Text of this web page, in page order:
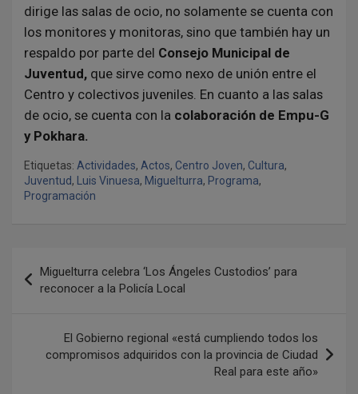
dirige las salas de ocio, no solamente se cuenta con
los monitores y monitoras, sino que también hay un
respaldo por parte del Consejo Municipal de
Juventud, que sirve como nexo de unión entre el
Centro y colectivos juveniles. En cuanto a las salas
de ocio, se cuenta con la colaboración de Empu-G
y Pokhara.
Etiquetas: Actividades, Actos, Centro Joven, Cultura,
Juventud, Luis Vinuesa, Miguelturra, Programa,
Programación
Miguelturra celebra ‘Los Ángeles Custodios’ para
reconocer a la Policía Local
El Gobierno regional «está cumpliendo todos los
compromisos adquiridos con la provincia de Ciudad
Real para este año»